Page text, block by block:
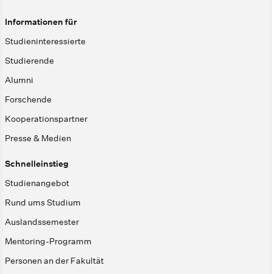
Informationen für
Studieninteressierte
Studierende
Alumni
Forschende
Kooperationspartner
Presse & Medien
Schnelleinstieg
Studienangebot
Rund ums Studium
Auslandssemester
Mentoring-Programm
Personen an der Fakultät